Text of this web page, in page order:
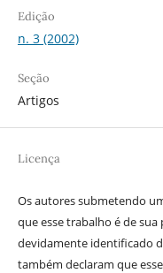
Edição
n. 3 (2002)
Seção
Artigos
Licença
Os autores submetendo
que esse trabalho é de
devidamente identificado
também declaram que